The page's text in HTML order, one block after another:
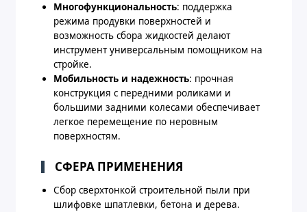
Многофункциональность: поддержка
режима продувки поверхностей и
возможность сбора жидкостей делают
инструмент универсальным помощником на
стройке.
Мобильность и надежность: прочная
конструкция с передними роликами и
большими задними колесами обеспечивает
легкое перемещение по неровным
поверхностям.
СФЕРА ПРИМЕНЕНИЯ
Сбор сверхтонкой строительной пыли при
шлифовке шпатлевки, бетона и дерева.